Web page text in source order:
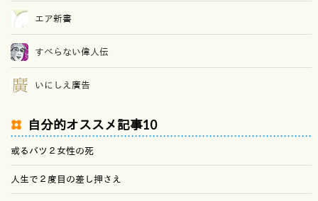
エア新書
すべらない偉人伝
いにしえ廣告
自分的オススメ記事10
或るバツ２女性の死
人生で２度目の差し押さえ